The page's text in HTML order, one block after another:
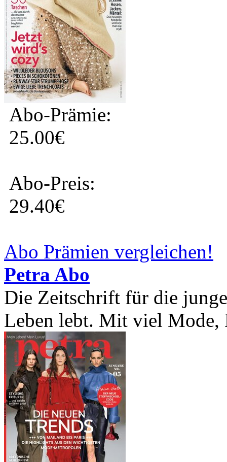
Abo-Prämie:
25.00€
Abo-Preis:
29.40€
Abo Prämien vergleichen!
Petra Abo
Die Zeitschrift für die
Leben lebt. Mit viel Mode,